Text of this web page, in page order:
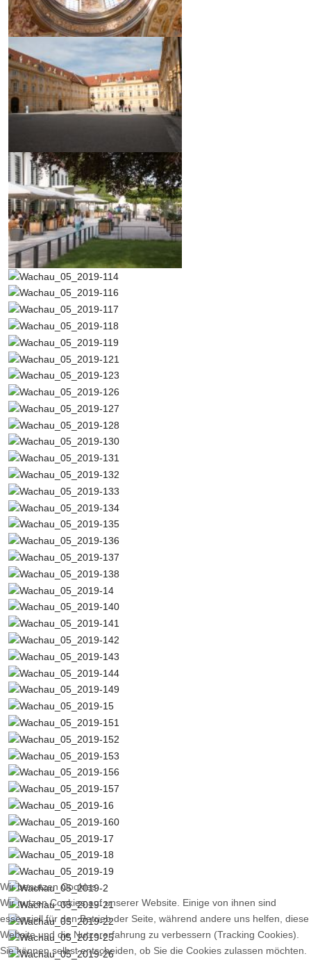
Wir benutzen Cookies
Wir nutzen Cookies auf unserer Website. Einige von ihnen sind
essenziell für den Betrieb der Seite, während andere uns helfen, diese
Website und die Nutzererfahrung zu verbessern (Tracking Cookies).
Sie können selbst entscheiden, ob Sie die Cookies zulassen möchten.